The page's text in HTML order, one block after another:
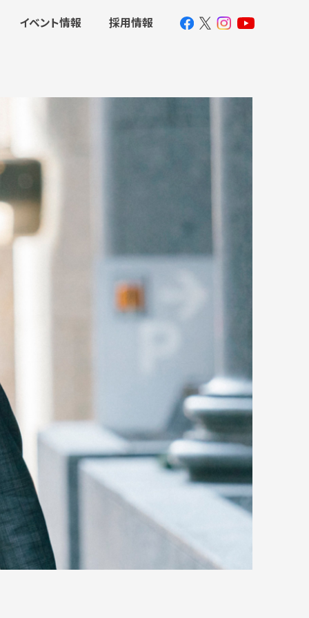
イベント情報 採用情報